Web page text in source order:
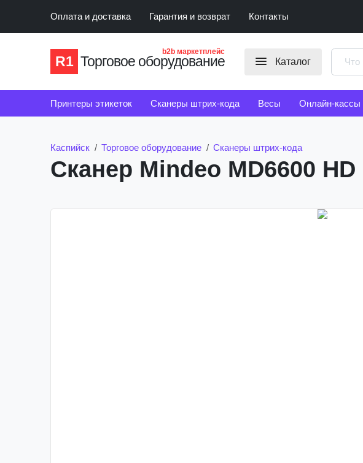
Оплата и доставка Гарантия и возврат Контакты
R1 Торговое оборудование
b2b маркетплейс
Каталог
Принтеры этикеток Сканеры штрих-кода Весы Онлайн-кассы
Каспийск Торговое оборудование Сканеры штрих-кода
Сканер Mindeo MD6600